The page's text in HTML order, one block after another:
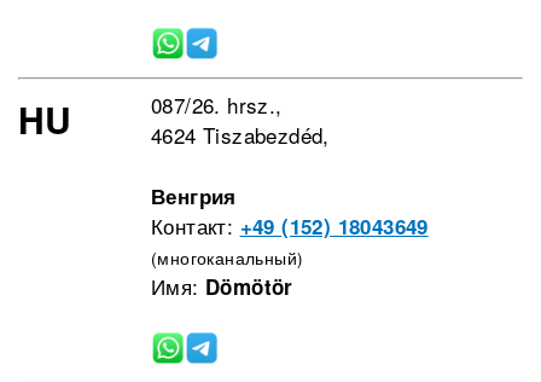
HU
087/26. hrsz.,
4624 Tiszabezdéd,
Венгрия
Контакт: +49 (152) 18043649
(многоканальный)
Имя: Dömötör